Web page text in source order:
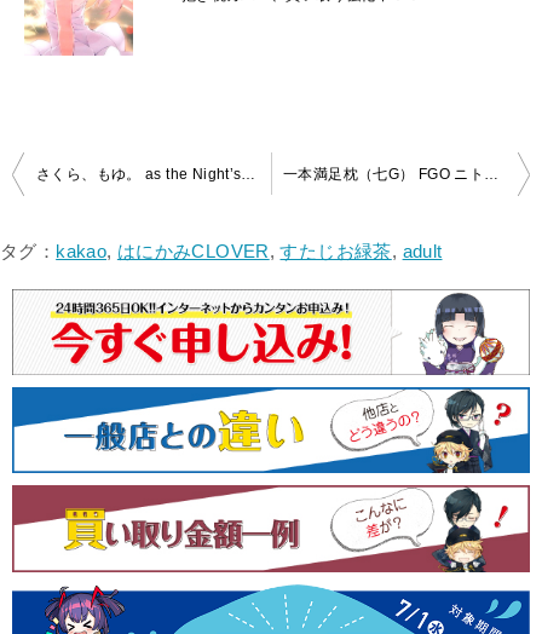
投
ナ
シ
ョ
タグ： kakao, はにかみCLOVER,すたじお緑茶, adult